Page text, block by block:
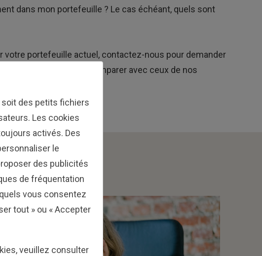
dans mon portefeuille ? Le cas échéant, quels sont
portefeuille actuel, contactez-nous pour demander
de payer et les comparer avec ceux de nos
soit des petits fichiers
Les cookies
activés. Des
le
des publicités
de fréquentation
vous consentez
tout » ou « Accepter
veuillez consulter